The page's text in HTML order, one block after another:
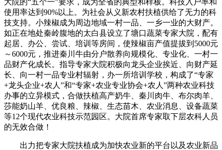
使用率达到90%以上。为社会从义新农村扶植供给了无力的科
技支持。小辣椒成为周边地域一村一品、一乡一业的大财产。
如正在地处秦岭腹地的太白县设立了塘口蔬菜专家大院，配有
起居、办公、尝试、培训等房间，使辣椒亩产值提拔到5000元
～6000元，推进秦川牛由分户散养向规模化、专业化、一村一
品财产化成长。指导专家大院积极向龙头企业挨近、向财产延
长、向一村一品专业村辐射，办一所培训学校，构成了“专家
+龙头企业+农人”和“专家+农业专业协会+农人”两种农业科技
办事的立异模式，合做扶植高产奶牛、秦川肉牛、布尔肉羊、
莎能奶山羊、优良粮、辣椒、生态苗木、农业消息、设备蔬菜
等12个现代农业科技示范园区。大院首席专家取下层农科人员
的无效合做！
出力把专家大院扶植成为加快农业新的平台以及农业新品